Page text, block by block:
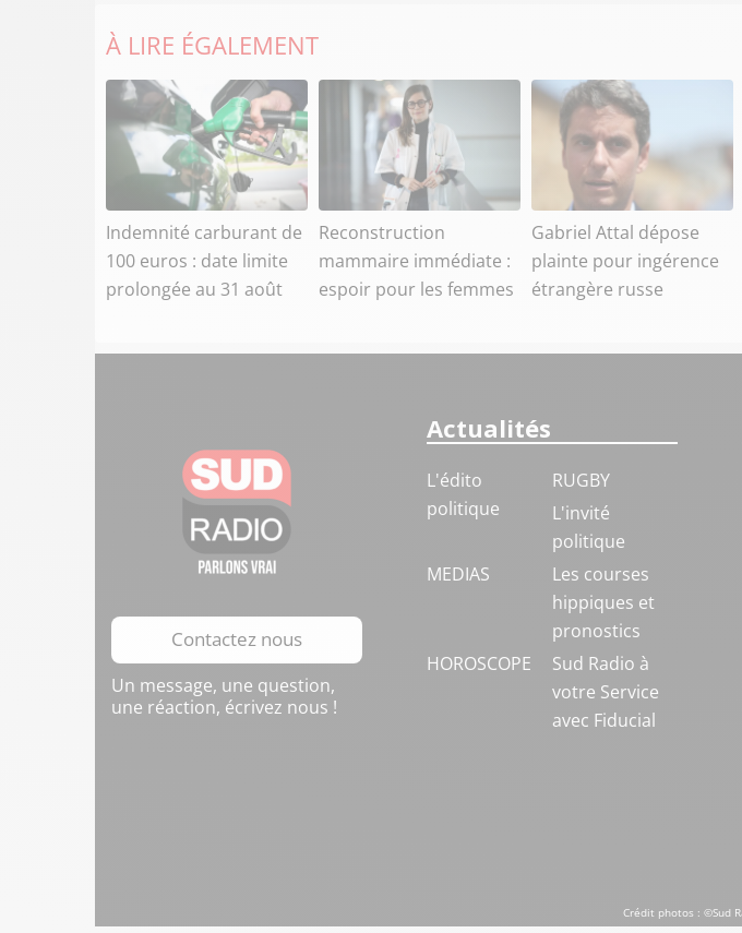
À LIRE ÉGALEMENT
Indemnité carburant de
100 euros : date limite
prolongée au 31 août
Reconstruction
mammaire immédiate :
espoir pour les femmes
Gabriel Attal dépose
plainte pour ingérence
étrangère russe
Contactez nous
Un message, une question,
une réaction, écrivez nous !
Actualités
L'édito
politique
RUGBY
L'invité
politique
MEDIAS
Les courses
hippiques et
pronostics
HOROSCOPE
Sud Radio à
votre Service
avec Fiducial
Crédit photos : ©Sud